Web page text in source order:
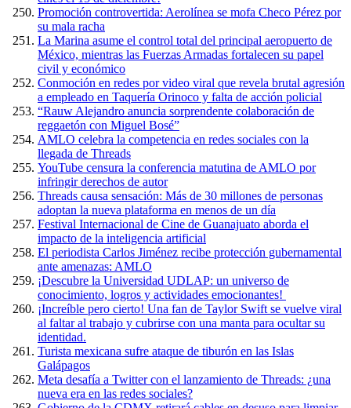
Promoción controvertida: Aerolínea se mofa Checo Pérez por
su mala racha
La Marina asume el control total del principal aeropuerto de
México, mientras las Fuerzas Armadas fortalecen su papel
civil y económico
Conmoción en redes por video viral que revela brutal agresión
a empleado en Taquería Orinoco y falta de acción policial
“Rauw Alejandro anuncia sorprendente colaboración de
reggaetón con Miguel Bosé”
AMLO celebra la competencia en redes sociales con la
llegada de Threads
YouTube censura la conferencia matutina de AMLO por
infringir derechos de autor
Threads causa sensación: Más de 30 millones de personas
adoptan la nueva plataforma en menos de un día
Festival Internacional de Cine de Guanajuato aborda el
impacto de la inteligencia artificial
El periodista Carlos Jiménez recibe protección gubernamental
ante amenazas: AMLO
¡Descubre la Universidad UDLAP: un universo de
conocimiento, logros y actividades emocionantes!
¡Increíble pero cierto! Una fan de Taylor Swift se vuelve viral
al faltar al trabajo y cubrirse con una manta para ocultar su
identidad.
Turista mexicana sufre ataque de tiburón en las Islas
Galápagos
Meta desafía a Twitter con el lanzamiento de Threads: ¿una
nueva era en las redes sociales?